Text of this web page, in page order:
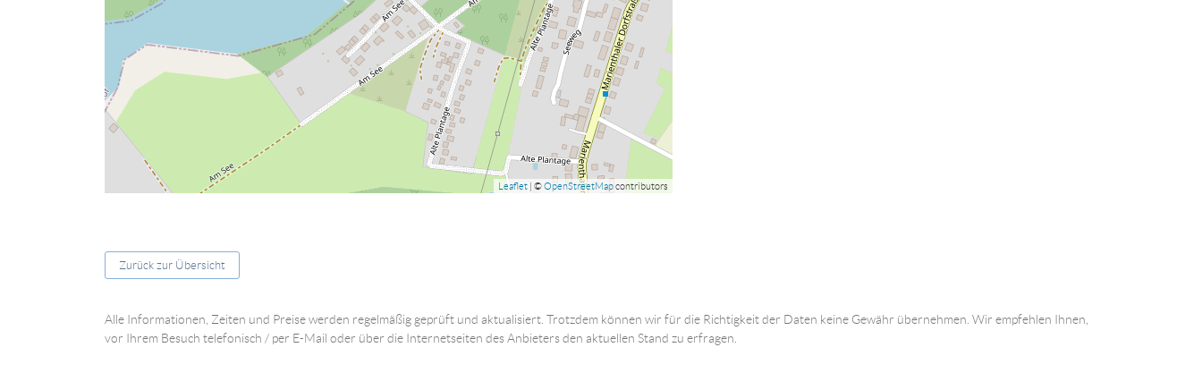
Leaflet | ©OpenStreetMapcontributors
Zurück zur Übersicht
Alle Informationen, Zeiten und Preise werden regelmäßig geprüft und aktualisiert. Trotzdem können wir für die Richtigkeit der Daten keine Gewähr übernehmen. Wir empfehlen Ihnen,
vor Ihrem Besuch telefonisch / per E-Mail oder über die Internetseiten des Anbieters den aktuellen Stand zu erfragen.